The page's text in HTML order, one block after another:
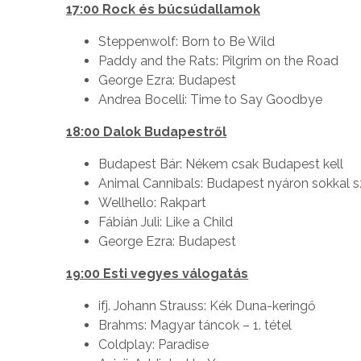
17:00 Rock és búcsúdallamok
Steppenwolf: Born to Be Wild
Paddy and the Rats: Pilgrim on the Road
George Ezra: Budapest
Andrea Bocelli: Time to Say Goodbye
18:00 Dalok Budapestről
Budapest Bár: Nékem csak Budapest kell
Animal Cannibals: Budapest nyáron sokkal
Wellhello: Rakpart
Fábián Juli: Like a Child
George Ezra: Budapest
19:00 Esti vegyes válogatás
ifj. Johann Strauss: Kék Duna-keringő
Brahms: Magyar táncok – 1. tétel
Coldplay: Paradise